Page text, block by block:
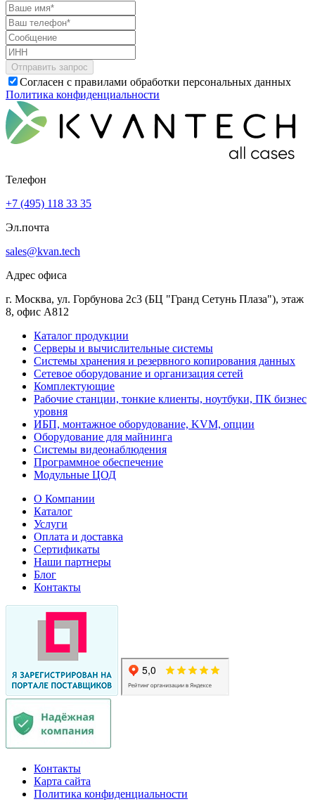
Согласен с правилами обработки персональных данных
Политика конфиденциальности
Телефон
+7 (495) 118 33 35
Эл.почта
sales@kvan.tech
Адрес офиса
г. Москва, ул. Горбунова 2с3 (БЦ "Гранд Сетунь Плаза"), этаж
8, офис А812
Каталог продукции
Серверы и вычислительные системы
Системы хранения и резервного копирования данных
Сетевое оборудование и организация сетей
Комплектующие
Рабочие станции, тонкие клиенты, ноутбуки, ПК бизнес
уровня
ИБП, монтажное оборудование, KVM, опции
Оборудование для майнинга
Системы видеонаблюдения
Программное обеспечение
Модульные ЦОД
О Компании
Каталог
Услуги
Оплата и доставка
Сертификаты
Наши партнеры
Блог
Контакты
Контакты
Карта сайта
Политика конфиденциальности